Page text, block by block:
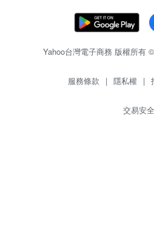
Yahoo台灣電子商務 版權所有
服務條款 | 隱私權 |
交易安全